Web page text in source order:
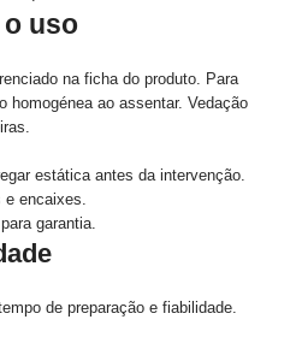
uso
na ficha do produto. Para
homogénea ao assentar. Vedação
estática antes da intervenção.
encaixes.
garantia.
de preparação e fiabilidade.